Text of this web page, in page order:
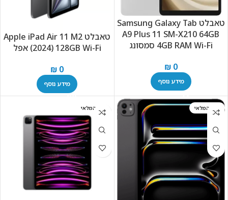
טאבלט Samsung Galaxy Tab
A9 Plus 11 SM-X210 64GB
4GB RAM Wi-Fi סמסונג
₪0
מידע נוסף
טאבלט Apple iPad Air 11 M2
(2024) 128GB Wi-Fi אפל
₪ 0
מידע נוסף
אזל המלאי אזל המלאי